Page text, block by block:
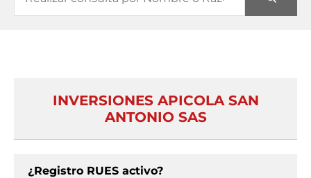
INVERSIONES APICOLA SAN
ANTONIO SAS
¿Registro RUES activo?